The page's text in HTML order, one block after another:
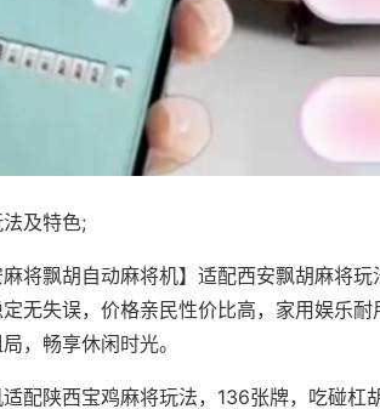
及特色;
麻将飘胡自动麻将机】适配西安飘胡麻将
无失误，价格亲民性价比高，家用娱乐
，畅享休闲时光。
配陕西宝鸡麻将玩法，136张牌，吃碰杠